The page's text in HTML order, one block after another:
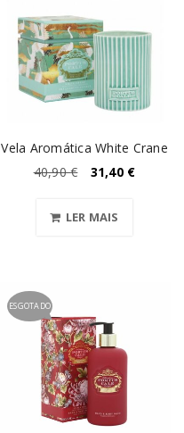
Vela Aromática White Crane
40,90€ 31,40 €
LER MAIS
ESGOTADO